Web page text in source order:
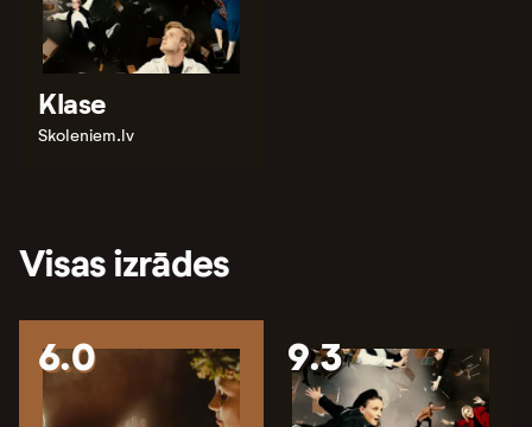
Klase
Skoleniem.lv
Visas izrādes
6.0 9.3